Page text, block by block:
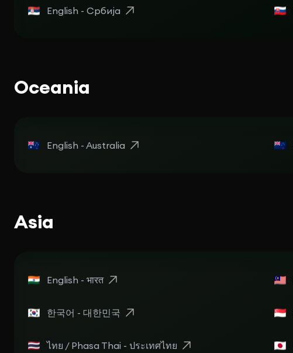
English - Србија
Oceania
English - Australia
Asia
English - भारत
한국어 - 대한민국
ไทย / Phasa Thai - ประเทศไทย